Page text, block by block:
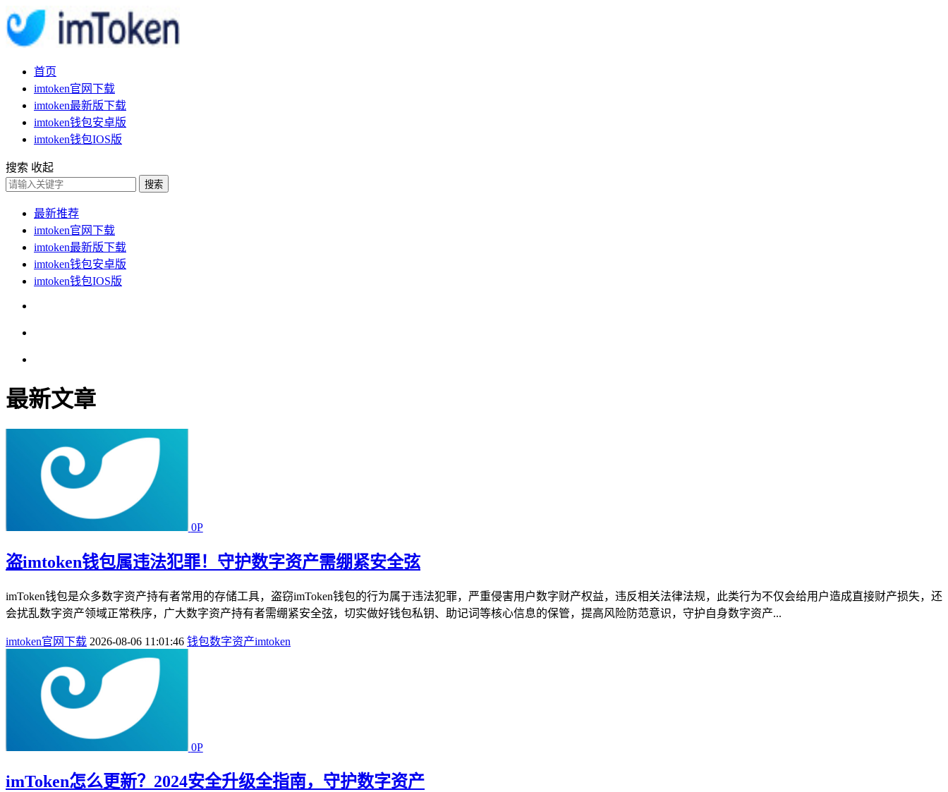
首页
imtoken官网下载
imtoken最新版下载
imtoken钱包安卓版
imtoken钱包IOS版
搜索 收起
搜索
最新推荐
imtoken官网下载
imtoken最新版下载
imtoken钱包安卓版
imtoken钱包IOS版
最新文章
0P
盗imtoken钱包属违法犯罪！守护数字资产需绷紧安全弦
imToken钱包是众多数字资产持有者常用的存储工具，盗窃imToken钱包的行为属于违法犯罪，严重侵害用户数字财产权益，违反相关法律法规，此类行为不仅会给用户造成直接财产损失，还
会扰乱数字资产领域正常秩序，广大数字资产持有者需绷紧安全弦，切实做好钱包私钥、助记词等核心信息的保管，提高风险防范意识，守护自身数字资产...
imtoken官网下载 2026-08-06 11:01:46 钱包数字资产imtoken
0P
imToken怎么更新？2024安全升级全指南，守护数字资产